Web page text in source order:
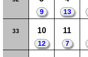
9 13
33 10
12
11
7